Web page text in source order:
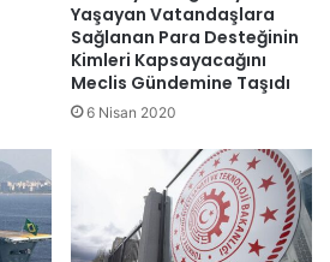
Yaşayan Vatandaşlara
Sağlanan Para Desteğinin
Kimleri Kapsayacağını
Meclis Gündemine Taşıdı
6 Nisan 2020